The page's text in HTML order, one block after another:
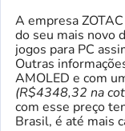
A empresa
do seu mais novo
jogos para PC
Outras
AMOLED e com
(R$4348,32 na
com esse preço
Brasil, é até mais